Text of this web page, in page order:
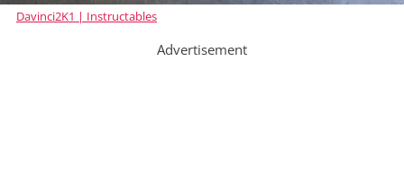
Davinci2K1 | Instructables
Advertisement